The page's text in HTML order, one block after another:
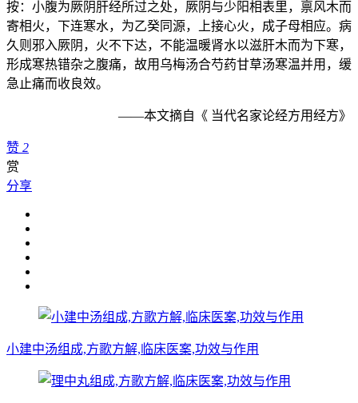
按：小腹为厥阴肝经所过之处，厥阴与少阳相表里，禀风木而
寄相火，下连寒水，为乙癸同源，上接心火，成子母相应。病
久则邪入厥阴，火不下达，不能温暖肾水以滋肝木而为下寒，
形成寒热错杂之腹痛，故用乌梅汤合芍药甘草汤寒温并用，缓
急止痛而收良效。
——本文摘自《 当代名家论经方用经方》
赞 2
赏
分享
小建中汤组成,方歌方解,临床医案,功效与作用